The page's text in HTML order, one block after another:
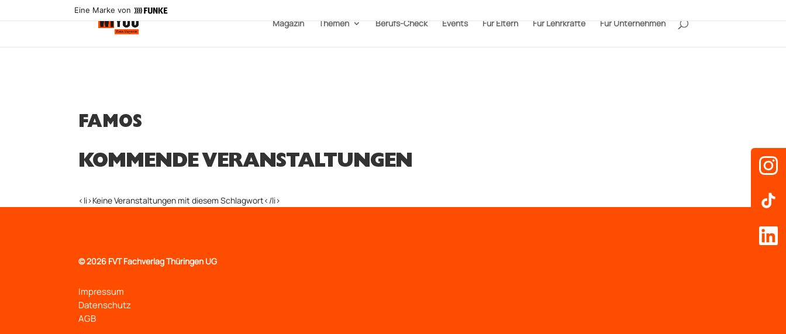
Eine Marke von
Magazin Themen Berufs-Check Events Für Eltern Für Lehrkräfte Für Unternehmen
FAMOS
KOMMENDE VERANSTALTUNGEN
<li>Keine Veranstaltungen mit diesem Schlagwort</li>
©2026 FVT Fachverlag Thüringen UG
Impressum
Datenschutz
AGB